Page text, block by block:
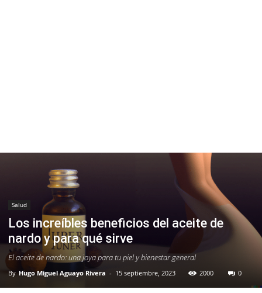
Salud
Los increíbles beneficios del aceite de
nardo y para qué sirve
El aceite de nardo: una joya para tu piel y bienestar general
By Hugo Miguel Aguayo Rivera - 15 septiembre, 2023 2000 0